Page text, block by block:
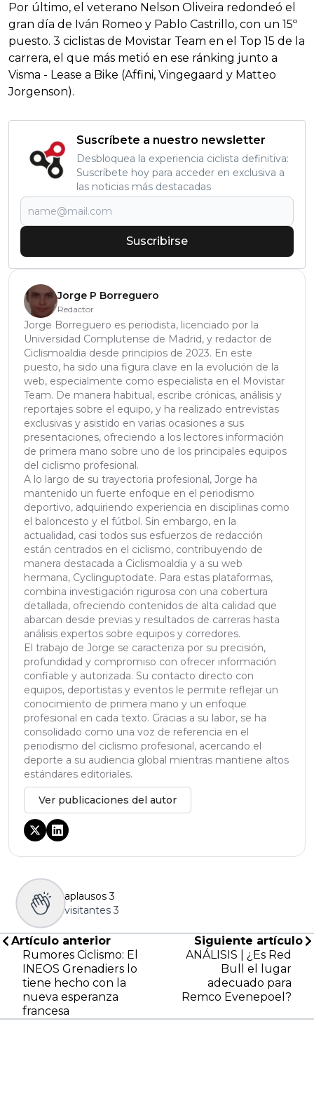
Por último, el veterano Nelson Oliveira redondeó el
gran día de Iván Romeo y Pablo Castrillo, con un 15º
puesto. 3 ciclistas de Movistar Team en el Top 15 de la
carrera, el que más metió en ese ránking junto a
Visma - Lease a Bike (Affini, Vingegaard y Matteo
Jorgenson).
Suscríbete a nuestro newsletter
Desbloquea la experiencia ciclista definitiva:
Suscríbete hoy para acceder en exclusiva a
las noticias más destacadas
Suscribirse
Jorge P Borreguero
Redactor
Jorge Borreguero es periodista, licenciado por la
Universidad Complutense de Madrid, y redactor de
Ciclismoaldia desde principios de 2023. En este
puesto, ha sido una figura clave en la evolución de la
web, especialmente como especialista en el Movistar
Team. De manera habitual, escribe crónicas, análisis y
reportajes sobre el equipo, y ha realizado entrevistas
exclusivas y asistido en varias ocasiones a sus
presentaciones, ofreciendo a los lectores información
de primera mano sobre uno de los principales equipos
del ciclismo profesional.
A lo largo de su trayectoria profesional, Jorge ha
mantenido un fuerte enfoque en el periodismo
deportivo, adquiriendo experiencia en disciplinas como
el baloncesto y el fútbol. Sin embargo, en la
actualidad, casi todos sus esfuerzos de redacción
están centrados en el ciclismo, contribuyendo de
manera destacada a Ciclismoaldia y a su web
hermana, Cyclinguptodate. Para estas plataformas,
combina investigación rigurosa con una cobertura
detallada, ofreciendo contenidos de alta calidad que
abarcan desde previas y resultados de carreras hasta
análisis expertos sobre equipos y corredores.
El trabajo de Jorge se caracteriza por su precisión,
profundidad y compromiso con ofrecer información
confiable y autorizada. Su contacto directo con
equipos, deportistas y eventos le permite reflejar un
conocimiento de primera mano y un enfoque
profesional en cada texto. Gracias a su labor, se ha
consolidado como una voz de referencia en el
periodismo del ciclismo profesional, acercando el
deporte a su audiencia global mientras mantiene altos
estándares editoriales.
Ver publicaciones del autor
aplausos 3
visitantes 3
Artículo anterior
Rumores Ciclismo: El
INEOS Grenadiers lo
tiene hecho con la
nueva esperanza
francesa
Siguiente artículo
ANÁLISIS | ¿Es Red
Bull el lugar
adecuado para
Remco Evenepoel?